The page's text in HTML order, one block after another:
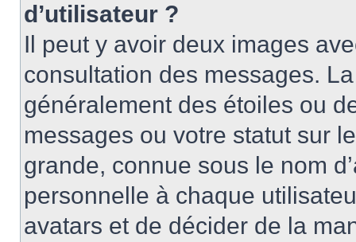
d’utilisateur ?
Il peut y avoir deux images
consultation des messages.
généralement des étoiles ou
messages ou votre statut sur
grande, connue sous le nom
personnelle à chaque
avatars et de décider de la